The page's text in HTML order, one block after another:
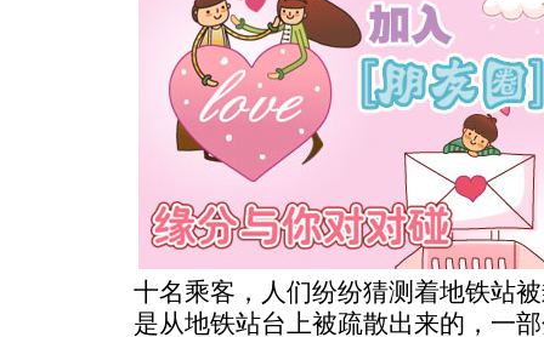
十名乘客，人们纷纷猜测着地铁站
是从地铁站台上被疏散出来的，一